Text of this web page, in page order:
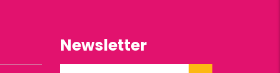
Newsletter